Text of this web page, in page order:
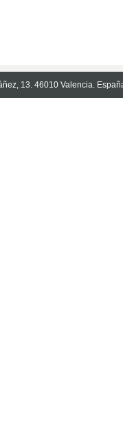
13. 46010 Valencia.